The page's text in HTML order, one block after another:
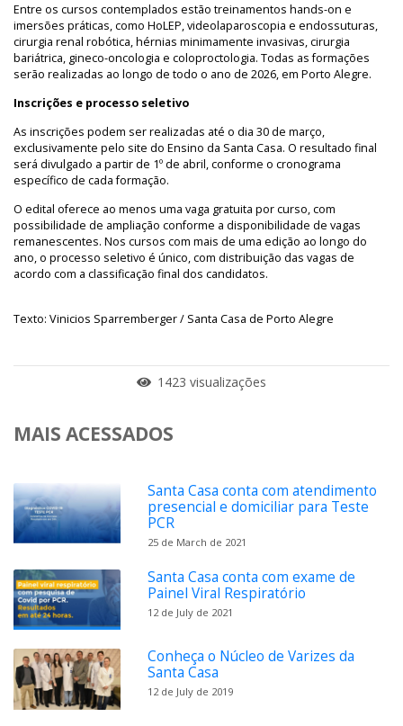
Entre os cursos contemplados estão treinamentos hands-on e
imersões práticas, como HoLEP, videolaparoscopia e endossuturas,
cirurgia renal robótica, hérnias minimamente invasivas, cirurgia
bariátrica, gineco-oncologia e coloproctologia. Todas as formações
serão realizadas ao longo de todo o ano de 2026, em Porto Alegre.
Inscrições e processo seletivo
As inscrições podem ser realizadas até o dia 30 de março,
exclusivamente pelo site do Ensino da Santa Casa. O resultado final
será divulgado a partir de 1º de abril, conforme o cronograma
específico de cada formação.
O edital oferece ao menos uma vaga gratuita por curso, com
possibilidade de ampliação conforme a disponibilidade de vagas
remanescentes. Nos cursos com mais de uma edição ao longo do
ano, o processo seletivo é único, com distribuição das vagas de
acordo com a classificação final dos candidatos.
Texto: Vinicios Sparremberger / Santa Casa de Porto Alegre
1423 visualizações
MAIS ACESSADOS
Santa Casa conta com atendimento
presencial e domiciliar para Teste
PCR
25 de March de 2021
Santa Casa conta com exame de
Painel Viral Respiratório
12 de July de 2021
Conheça o Núcleo de Varizes da
Santa Casa
12 de July de 2019